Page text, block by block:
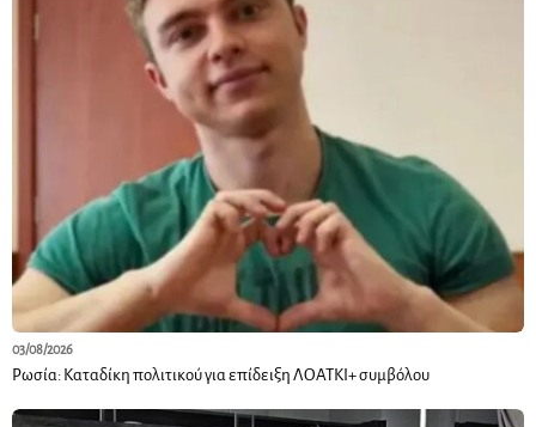
03/08/2026
Ρωσία: Καταδίκη πολιτικού για επίδειξη ΛΟΑΤΚΙ+ συμβόλου